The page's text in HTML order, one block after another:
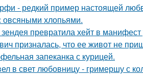
- редкий пример настоящей
овсяными хлопьями.
зендея превратила хейт в
призналась, что ее живот не
запеканка с курицей.
в свет любовницу - гримершу с